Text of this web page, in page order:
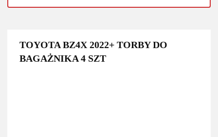
TOYOTA BZ4X 2022+ TORBY DO
BAGAŻNIKA 4 SZT